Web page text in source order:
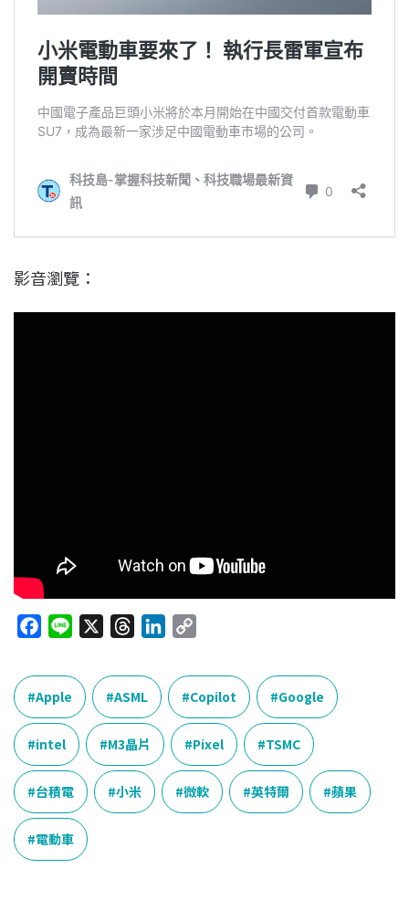
影音瀏覽：
c
e
b
o
o
k
n
r
e
a
d
s
k
d
p
y
L
i
n
k
Apple ASML Copilot Google
intel M3晶片 Pixel TSMC
台積電 小米 微軟 英特爾 蘋果
電動車